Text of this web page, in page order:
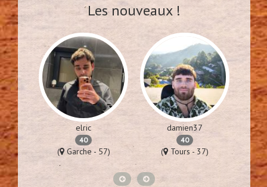
Les nouveaux !
elric
40
( Garche - 57)
damien37
40
( Tours - 37) (